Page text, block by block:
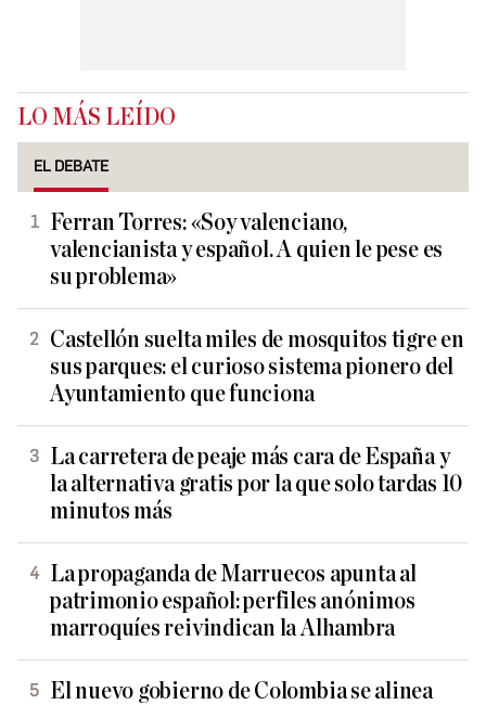
LO MÁS LEÍDO
EL DEBATE
Ferran Torres: «Soy valenciano,
valencianista y español. A quien le pese es
su problema»
Castellón suelta miles de mosquitos tigre en
sus parques: el curioso sistema pionero del
Ayuntamiento que funciona
La carretera de peaje más cara de España y
la alternativa gratis por la que solo tardas 10
minutos más
La propaganda de Marruecos apunta al
patrimonio español: perfiles anónimos
marroquíes reivindican la Alhambra
El nuevo gobierno de Colombia se alinea